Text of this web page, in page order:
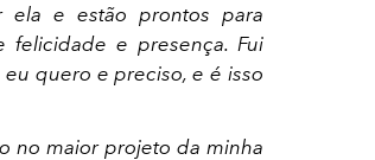
ela e estão prontos para
felicidade e presença. Fui
quero e preciso, e é isso
no maior projeto da minha